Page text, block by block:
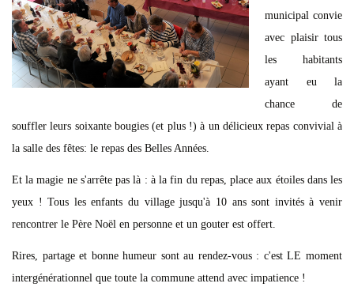
municipal convie
avec plaisir tous
les habitants
ayant eu la
chance de
souffler leurs soixante bougies (et plus !) à un délicieux repas convivial à
la salle des fêtes: le repas des Belles Années.
Et la magie ne s'arrête pas là : à la fin du repas, place aux étoiles dans les
yeux ! Tous les enfants du village jusqu'à 10 ans sont invités à venir
rencontrer le Père Noël en personne et un gouter est offert.
Rires, partage et bonne humeur sont au rendez-vous : c'est LE moment
intergénérationnel que toute la commune attend avec impatience !